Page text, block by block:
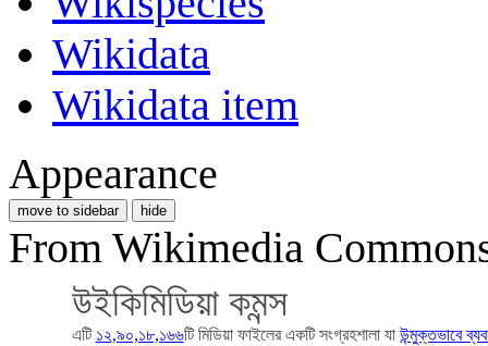
Wikidata
Wikidata item
Appearance
move to sidebar hide
From Wikimedia
উইকিমিডিয়া কমন্স
এটি ১২,৯০,১৮,১৬৬টি মিডিয়া ফাইলের একটি সংগ্রহশালা যা উন্মুক্তভাবে